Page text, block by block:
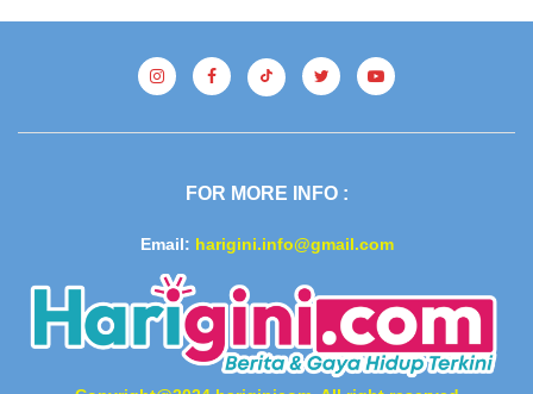
FOR MORE INFO :
Email: harigini.info@gmail.com